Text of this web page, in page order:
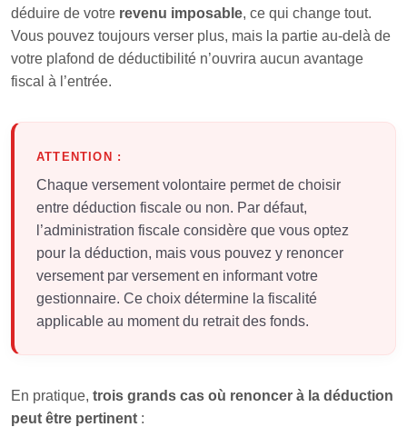
déduire de votre revenu imposable, ce qui change tout.
Vous pouvez toujours verser plus, mais la partie au-delà de
votre plafond de déductibilité n’ouvrira aucun avantage
fiscal à l’entrée.
ATTENTION :
Chaque versement volontaire permet de choisir
entre déduction fiscale ou non. Par défaut,
l’administration fiscale considère que vous optez
pour la déduction, mais vous pouvez y renoncer
versement par versement en informant votre
gestionnaire. Ce choix détermine la fiscalité
applicable au moment du retrait des fonds.
En pratique, trois grands cas où renoncer à la déduction
peut être pertinent :